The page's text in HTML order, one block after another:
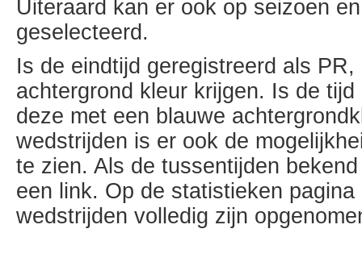
Uiteraard kan er ook op seizoen
geselecteerd.
Is de eindtijd geregistreerd als
achtergrond kleur krijgen. Is de
deze met een blauwe
wedstrijden is er ook de
te zien. Als de tussentijden
een link. Op de statistieken
wedstrijden volledig zijn